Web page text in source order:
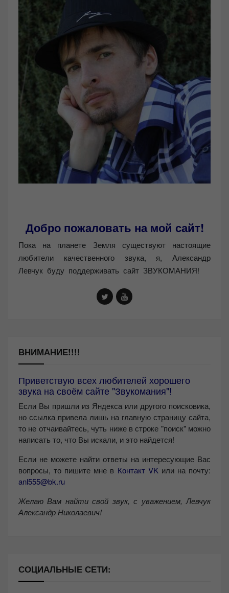
Добро пожаловать на мой сайт!
Пока на планете Земля существуют настоящие
любители качественного звука, я, Александр
Левчук буду поддерживать сайт ЗВУКОМАНИЯ!
ВНИМАНИЕ!!!!
Приветствую всех любителей хорошего
звука на своём сайте "Звукомания"!
Если Вы пришли из Яндекса или другого поисковика,
но ссылка привела лишь на главную страницу сайта,
то не отчаивайтесь, чуть ниже в строке "поиск" можно
написать то, что Вы искали, и это найдется!
Если не можете найти ответы на интересующие Вас
вопросы, то пишите мне в Контакт VKили на почту:
anl555@bk.ru
Желаю Вам найти свой звук, с уважением, Левчук
Александр Николаевич!
СОЦИАЛЬНЫЕ СЕТИ: